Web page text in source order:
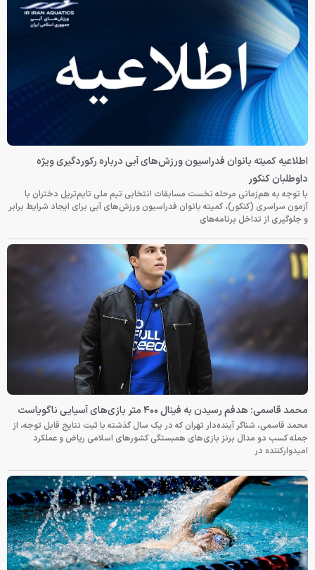
اطلاعیه کمیته بانوان فدراسیون ورزش‌های آبی درباره رکوردگیری ویژه
داوطلبان کنکور
با توجه به هم‌زمانی مرحله نخست مسابقات انتخابی تیم ملی تایم‌تریل دختران با
آزمون سراسری (کنکور)، کمیته بانوان فدراسیون ورزش‌های آبی برای ایجاد شرایط برابر
و جلوگیری از تداخل برنامه‌های
محمد قاسمی: هدفم رسیدن به فینال ۴۰۰ متر بازی‌های آسیایی ناگویاست
محمد قاسمی، شناگر آینده‌دار تهران که در یک سال گذشته با ثبت نتایج قابل توجه، از
جمله کسب دو مدال برنز بازی‌های همبستگی کشورهای اسلامی ریاض و عملکرد
امیدوارکننده در